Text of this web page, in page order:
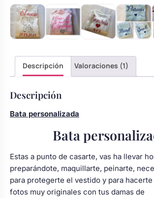
Descripción Valoraciones (1)
Descripción
Bata personalizada
Bata
Estas a punto de casarte, vas ha llevar
preparándote, maquillarte, peinarte,
para protegerte el vestido y para
fotos muy originales con tus damas de